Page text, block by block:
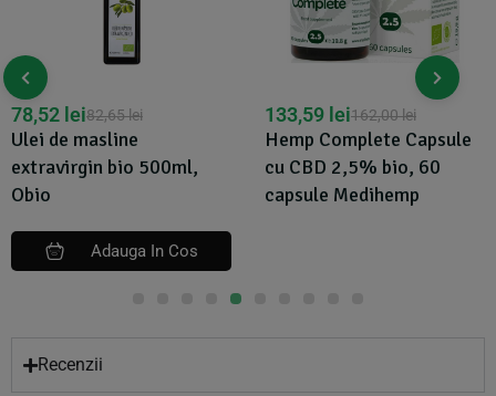
Ulei de masline
extravirgin bio 500ml,
Obio
82,65lei
78,52 lei
Adauga In Cos
Hemp Complete Capsule
cu CBD 2,5% bio, 60
capsule Medihemp
162,00lei
133,59 lei
Recenzii